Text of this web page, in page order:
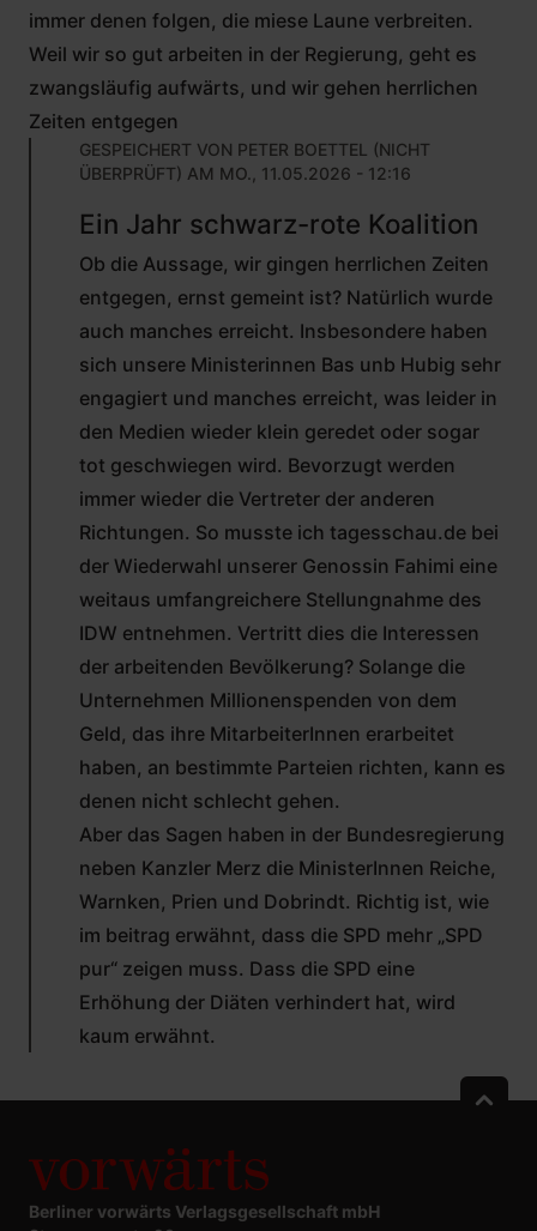
immer denen folgen, die miese Laune verbreiten.
Weil wir so gut arbeiten in der Regierung, geht es
zwangsläufig aufwärts, und wir gehen herrlichen
Zeiten entgegen
GESPEICHERT VON PETER BOETTEL (NICHT
ÜBERPRÜFT) AM MO., 11.05.2026 - 12:16
AUF
MAX
FREITAG
ÜBERPRÜFT)
Ein Jahr schwarz-rote Koalition
Ob die Aussage, wir gingen herrlichen Zeiten
entgegen, ernst gemeint ist? Natürlich wurde
auch manches erreicht. Insbesondere haben
sich unsere Ministerinnen Bas unb Hubig sehr
engagiert und manches erreicht, was leider in
den Medien wieder klein geredet oder sogar
tot geschwiegen wird. Bevorzugt werden
immer wieder die Vertreter der anderen
Richtungen. So musste ich tagesschau.de bei
der Wiederwahl unserer Genossin Fahimi eine
weitaus umfangreichere Stellungnahme des
IDW entnehmen. Vertritt dies die Interessen
der arbeitenden Bevölkerung? Solange die
Unternehmen Millionenspenden von dem
Geld, das ihre MitarbeiterInnen erarbeitet
haben, an bestimmte Parteien richten, kann es
denen nicht schlecht gehen.
Aber das Sagen haben in der Bundesregierung
neben Kanzler Merz die MinisterInnen Reiche,
Warnken, Prien und Dobrindt. Richtig ist, wie
im beitrag erwähnt, dass die SPD mehr „SPD
pur“ zeigen muss. Dass die SPD eine
Erhöhung der Diäten verhindert hat, wird
kaum erwähnt.
Berliner vorwärts Verlagsgesellschaft mbH